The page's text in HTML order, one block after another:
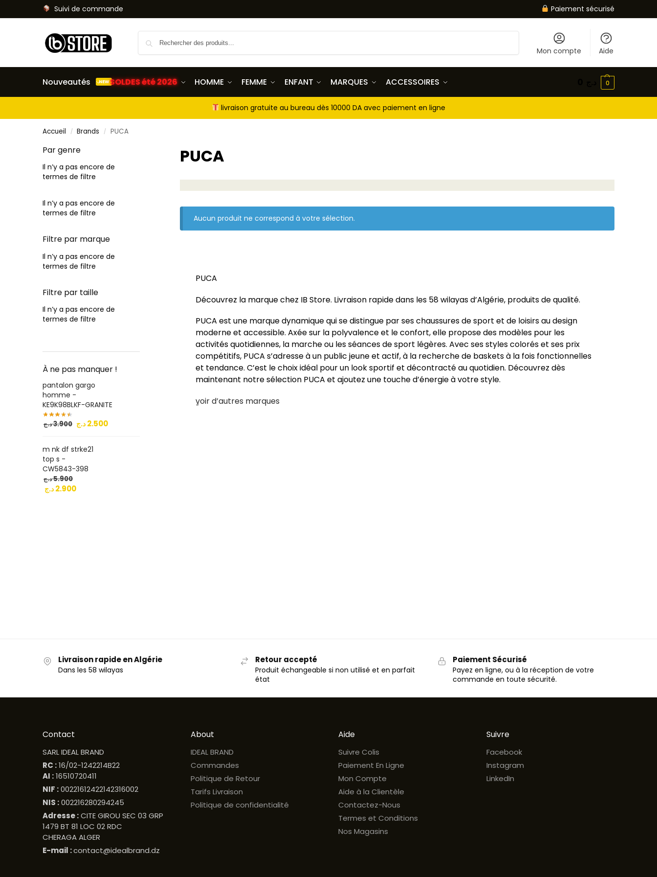
Suivi de commande Paiement sécurisé
Mon compte Aide
Nouveautés NEWSOLDES été 2026 HOMME FEMME ENFANT MARQUES ACCESSOIRES 0
livraison gratuite au bureau dès 10000 DA avec paiement en ligne
Accueil / Brands / PUCA
PUCA
Aucun produit ne correspond à votre sélection.
PUCA
Découvrez la marque chez IB Store. Livraison rapide dans les 58 wilayas d’Algérie, produits de qualité.
PUCA est une marque dynamique qui se distingue par ses chaussures de sport et de loisirs au design
moderne et accessible. Axée sur la polyvalence et le confort, elle propose des modèles pour les
activités quotidiennes, la marche ou les séances de sport légères. Avec ses styles colorés et ses prix
compétitifs, PUCA s’adresse à un public jeune et actif, à la recherche de baskets à la fois fonctionnelles
et tendance. C’est le choix idéal pour un look sportif et décontracté au quotidien. Découvrez dès
maintenant notre sélection PUCA et ajoutez une touche d’énergie à votre style.
ٍvoir d’autres marques
Par genre
Il n’y a pas encore de
termes de filtre
Il n’y a pas encore de
termes de filtre
Filtre par marque
Il n’y a pas encore de
termes de filtre
Filtre par taille
Il n’y a pas encore de
termes de filtre
À ne pas manquer !
pantalon gargo
homme -
KE9K98BLKF-GRANITE
3.900د.ج 2.500 د.ج
m nk df strke21
top s -
CW5843-398
5.900د.ج
2.900 د.ج
Livraison rapide en Algérie
Dans les 58 wilayas
Retour accepté
Produit échangeable si non utilisé et en parfait
état
Paiement Sécurisé
Payez en ligne, ou à la réception de votre
commande en toute sécurité.
Contact
SARL IDEAL BRAND
RC :16/02-1242214B22
AI :16510720411
NIF :00221612422142316002
NIS :002216280294245
Adresse :CITE GIROU SEC 03 GRP
1479 BT 81 LOC 02 RDC
CHERAGA ALGER
E-mail :contact@idealbrand.dz
About
IDEAL BRAND
Commandes
Politique de Retour
Tarifs Livraison
Politique de confidentialité
Aide
Suivre Colis
Paiement En Ligne
Mon Compte
Aide à la Clientèle
Contactez-Nous
Termes et Conditions
Nos Magasins
Suivre
Facebook
Instagram
LinkedIn